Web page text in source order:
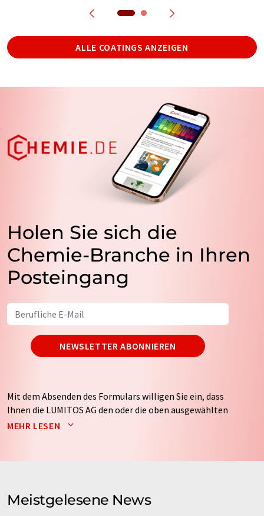
ALLE COATINGS ANZEIGEN
Holen Sie sich die
Chemie-Branche in Ihren
Posteingang
NEWSLETTER ABONNIEREN
Mit dem Absenden des Formulars willigen Sie ein, dass
Ihnen die LUMITOS AG den oder die oben ausgewählten
Newsletter per E-Mail zusendet. Ihre Daten werden
auf Basis unserer
. LUMITOS darf
Meinungsforschung per E-Mail kontaktieren. Ihre
Einwilligung können Sie jederzeit ohne Angabe von
MEHR LESEN
Meistgelesene News